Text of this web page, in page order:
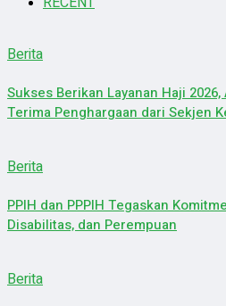
Berita
Sukses Berikan Layanan Haji
Terima Penghargaan dari Sekjen
Berita
PPIH dan PPPIH Tegaskan
Disabilitas, dan Perempuan
Berita